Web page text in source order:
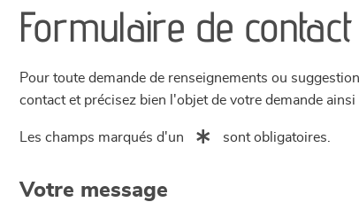
Formulaire de contact
Pour toute demande de renseignements ou
contact et précisez bien l'objet de votre demande
Les champs marqués d'un sont obligatoires.
Votre message